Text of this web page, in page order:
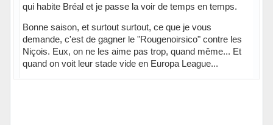
qui habite Bréal et je passe la voir de temps en temps.
Bonne saison, et surtout surtout, ce que je vous
demande, c'est de gagner le "Rougenoirsico" contre les
Niçois. Eux, on ne les aime pas trop, quand même... Et
quand on voit leur stade vide en Europa League...